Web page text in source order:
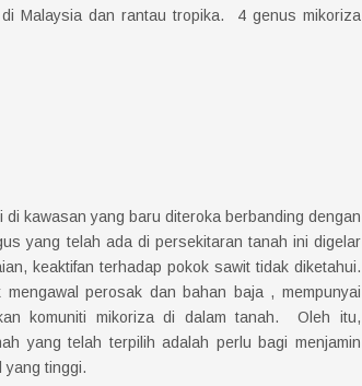
Malaysia dan rantau tropika. 4 genus mikoriza
kawasan yang baru diteroka berbanding dengan
yang telah ada di persekitaran tanah ini digelar
keaktifan terhadap pokok sawit tidak diketahui.
perosak dan bahan baja , mempunyai
komuniti mikoriza di dalam tanah. Oleh itu,
yang telah terpilih adalah perlu bagi menjamin
yang tinggi.